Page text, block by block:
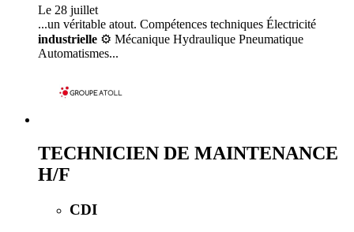
Le 28 juillet
...un véritable atout. Compétences techniques Électricité
industrielle ⚙️ Mécanique Hydraulique Pneumatique
Automatismes...
TECHNICIEN DE MAINTENANCE
H/F
CDI